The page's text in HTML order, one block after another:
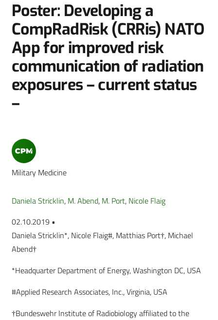
Poster: Developing a
CompRadRisk (CRRis) NATO
App for improved risk
communication of radiation
exposures – current status
–
Military Medicine
Daniela Stricklin, M. Abend, M. Port, Nicole Flaig
02.10.2019 •
Daniela Stricklin*, Nicole Flaig#, Matthias Port†, Michael
Abend†
*Headquarter Department of Energy, Washington DC, USA
#Applied Research Associates, Inc., Virginia, USA
†Bundeswehr Institute of Radiobiology affiliated to the